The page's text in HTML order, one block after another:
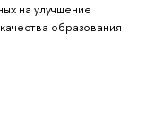
на улучшение
образования